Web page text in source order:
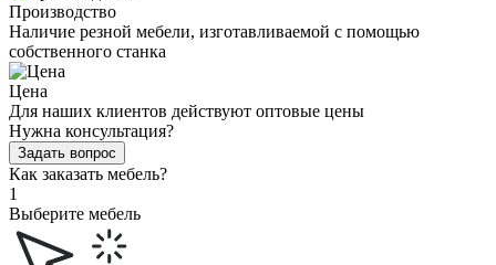
Производство
Наличие резной мебели, изготавливаемой с помощью
собственного станка
Цена
Для наших клиентов действуют оптовые цены
Нужна консультация?
Задать вопрос
Как заказать мебель?
1
Выберите мебель